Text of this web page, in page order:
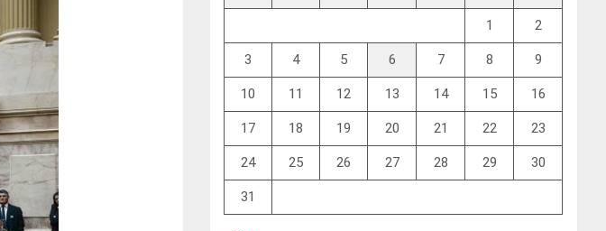
1 2
3 4 5 6 7 8 9
10 11 12 13 14 15 16
17 18 19 20 21 22 23
24 25 26 27 28 29 30
31